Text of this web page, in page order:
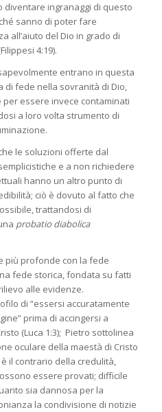
diventare ingranaggi di questo
sanno di poter fare
all’aiuto del Dio in grado di
4:19).
entrano in questa
di fede nella sovranità di Dio,
essere invece contaminati
a loro volta strumento di
le soluzioni offerte dal
e a non richiedere
hanno un altro punto di
ciò è dovuto al fatto che
trattandosi di
probatio diabolica
più profonde con la fede
fede storica, fondata su fatti
alle evidenze.
di “essersi accuratamente
prima di accingersi a
(Luca 1:3); Pietro sottolinea
oculare della maestà di Cristo
il contrario della credulità,
essere provati; difficile
sia dannosa per la
la condivisione di notizie